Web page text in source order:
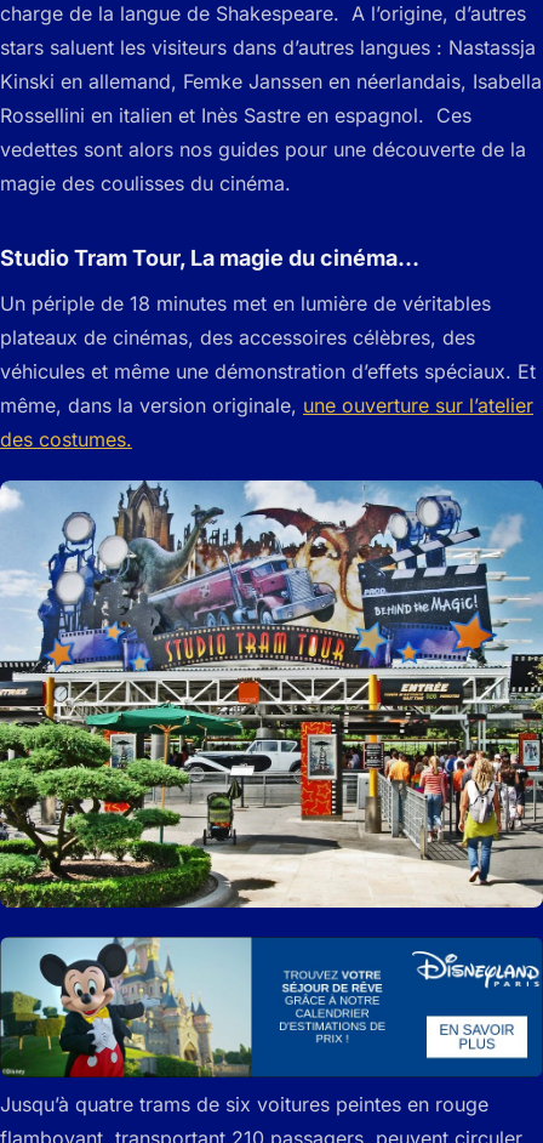
charge de la langue de Shakespeare. A l’origine, d’autres
stars saluent les visiteurs dans d’autres langues : Nastassja
Kinski en allemand, Femke Janssen en néerlandais, Isabella
Rossellini en italien et Inès Sastre en espagnol. Ces
vedettes sont alors nos guides pour une découverte de la
magie des coulisses du cinéma.
Studio Tram Tour, La magie du cinéma…
Un périple de 18 minutes met en lumière de véritables
plateaux de cinémas, des accessoires célèbres, des
véhicules et même une démonstration d’effets spéciaux. Et
même, dans la version originale, une ouverture sur l’atelier
des costumes.
Jusqu’à quatre trams de six voitures peintes en rouge
flamboyant, transportant 210 passagers, peuvent circuler